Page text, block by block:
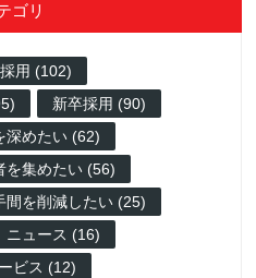
ゴリ
用 (102)
新卒採用 (90)
深めたい (62)
を集めたい (56)
間を削減したい (25)
ニュース (16)
ビス (12)